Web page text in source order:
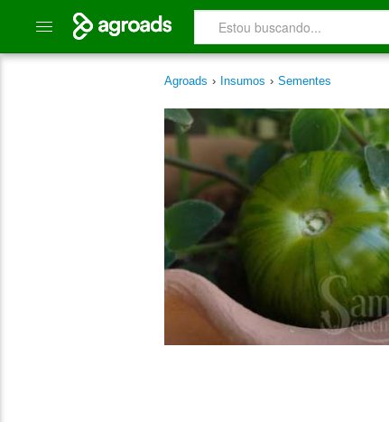
Agroads › Insumos › Sementes